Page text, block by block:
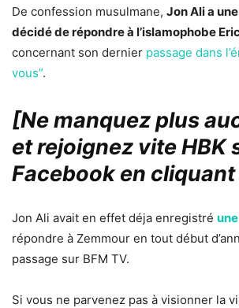
De confession musulmane, Jon Ali a
décidé de répondre à l’islamophobe
concernant son dernier passage dans
vous”.
[Ne manquez plus
et rejoignez vite HBK
Facebook en cliquant
Jon Ali avait en effet déja enregistré
répondre à Zemmour en tout début
passage sur BFM TV.
Si vous ne parvenez pas à visionner la